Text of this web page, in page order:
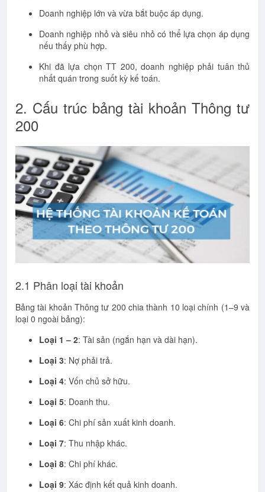
Doanh nghiệp lớn và vừa bắt buộc áp dụng.
Doanh nghiệp nhỏ và siêu nhỏ có thể lựa chọn áp dụng
nếu thấy phù hợp.
Khi đã lựa chọn TT 200, doanh nghiệp phải tuân thủ
nhất quán trong suốt kỳ kế toán.
2. Cấu trúc bảng tài khoản Thông tư
200
2.1 Phân loại tài khoản
Bảng tài khoản Thông tư 200 chia thành 10 loại chính (1–9 và
loại 0 ngoài bảng):
Loại 1 – 2: Tài sản (ngắn hạn và dài hạn).
Loại 3: Nợ phải trả.
Loại 4: Vốn chủ sở hữu.
Loại 5: Doanh thu.
Loại 6: Chi phí sản xuất kinh doanh.
Loại 7: Thu nhập khác.
Loại 8: Chi phí khác.
Loại 9: Xác định kết quả kinh doanh.